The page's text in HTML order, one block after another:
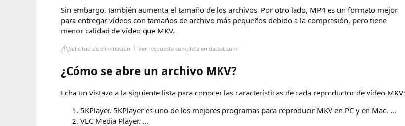
Sin embargo, también aumenta el tamaño de los archivos. Por otro lado, MP4 es un formato mejor
para entregar vídeos con tamaños de archivo más pequeños debido a la compresión, pero tiene
menor calidad de vídeo que MKV.
Solicitud de eliminación Ver respuesta completa en dacast.com
¿Cómo se abre un archivo MKV?
Echa un vistazo a la siguiente lista para conocer las características de cada reproductor de vídeo MKV:
5KPlayer. 5KPlayer es uno de los mejores programas para reproducir MKV en PC y en Mac. ...
VLC Media Player. ...